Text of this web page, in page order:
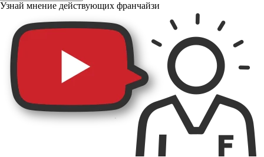
Узнай мнение действующих франчайзи